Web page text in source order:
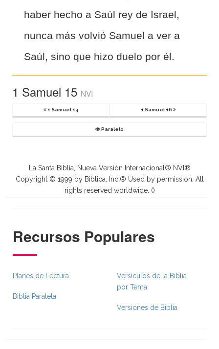
haber hecho a Saúl rey de Israel,
nunca más volvió Samuel a ver a
Saúl, sino que hizo duelo por él.
1 Samuel 15 NVI
1 Samuel 14 1 Samuel 16
Paralelo
La Santa Biblia, Nueva Versión Internacional® NVI®
Copyright © 1999 by Biblica, Inc.® Used by permission. All
rights reserved worldwide. ()
Recursos Populares
Planes de Lectura
Biblia Paralela
Versículos de la Biblia
por Tema
Versiones de Biblia